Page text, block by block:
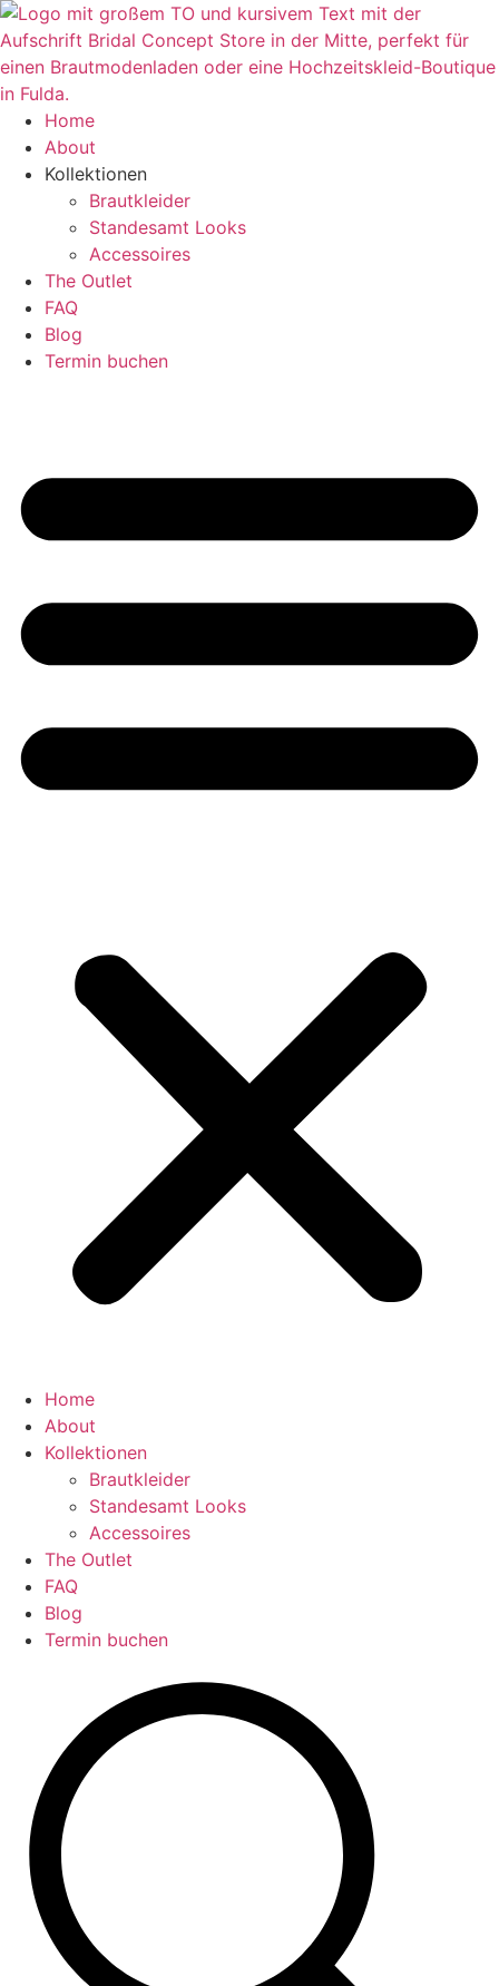
Zum
Inhalt
springen
Home
About
Kollektionen
Brautkleider
Standesamt Looks
Accessoires
The Outlet
FAQ
Blog
Termin buchen
Home
About
Kollektionen
Brautkleider
Standesamt Looks
Accessoires
The Outlet
FAQ
Blog
Termin buchen